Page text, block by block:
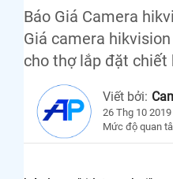
Báo Giá Camera
Giá camera
cho thợ lắp đặt chiết
Viết bởi:
26 Thg 10 2019
Mức độ quan